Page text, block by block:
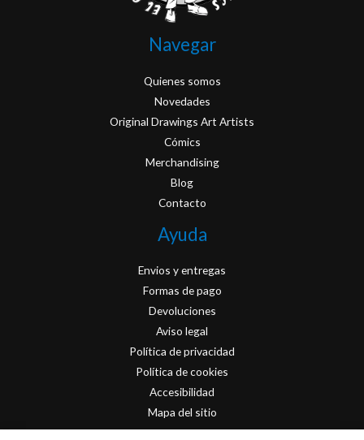
Navegar
Quienes somos
Novedades
Original Drawings Art Artists
Cómics
Merchandising
Blog
Contacto
Ayuda
Envios y entregas
Formas de pago
Devoluciones
Aviso legal
Política de privacidad
Política de cookies
Accesibilidad
Mapa del sitio